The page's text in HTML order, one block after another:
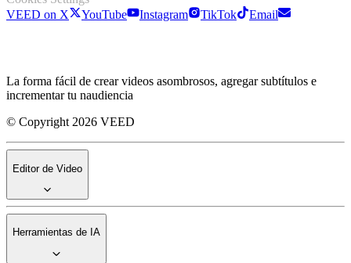
VEED on X
YouTube Instagram TikTok Email
La forma fácil de crear videos asombrosos, agregar subtítulos e
incrementar tu naudiencia
© Copyright 2026 VEED
Editor de Video
Herramientas de IA